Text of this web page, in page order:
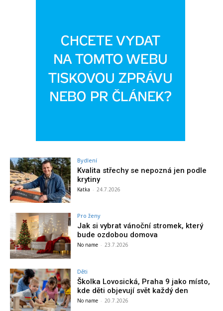
Bydlení
Kvalita střechy se nepozná jen podle
krytiny
Katka - 24.7.2026
Pro ženy
Jak si vybrat vánoční stromek, který
bude ozdobou domova
No name - 23.7.2026
Děti
Školka Lovosická, Praha 9 jako místo,
kde děti objevují svět každý den
No name - 20.7.2026